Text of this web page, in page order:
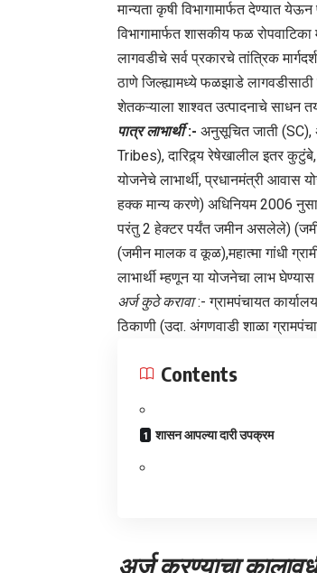
मान्यता कृषी विभागामार्फत देण्यात
विभागामार्फत शासकीय फळ
लागवडीचे सर्व प्रकारचे तांत्रिक
ठाणे जिल्ह्यामध्ये फळझाडे
शेतकऱ्याला शाश्वत उत्पादनाचे साधन
पात्र लाभार्थी:- अनुसूचित जाती (SC),
Tribes), दारिद्र्य रेषेखालील इतर
योजनेचे लाभार्थी, प्रधानमंत्री आवास
हक्क मान्य करणे) अधिनियम 2006
परंतु 2 हेक्टर पर्यंत जमीन असलेले)
(जमीन मालक व कूळ),महात्मा गांधी
लाभार्थी म्हणून या योजनेचा लाभ
अर्ज कुठे करावा:- ग्रामपंचायत
ठिकाणी (उदा. अंगणवाडी शाळा
Contents
शासन आपल्या दारी उपक्रम
अर्ज करण्याचा